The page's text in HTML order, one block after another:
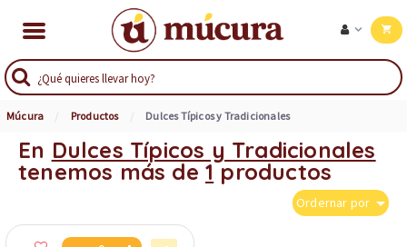
Múcura Productos Dulces Típicos y Tradicionales
En Dulces Típicos y Tradicionales
tenemos más de 1productos
Ordernar por